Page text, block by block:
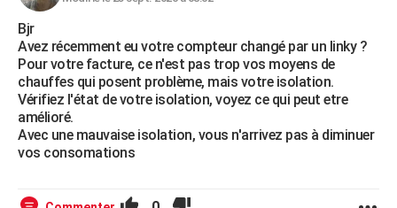
Bjr
Avez récemment eu votre compteur changé par un linky ?
Pour votre facture, ce n'est pas trop vos moyens de
chauffes qui posent problème, mais votre isolation.
Vérifiez l'état de votre isolation, voyez ce qui peut etre
amélioré.
Avec une mauvaise isolation, vous n'arrivez pas à diminuer
vos consomations